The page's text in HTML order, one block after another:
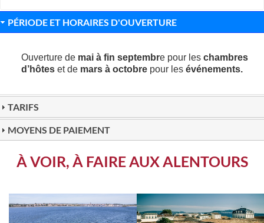
PÉRIODE ET HORAIRES D'OUVERTURE
Ouverture de mai à fin septembre pour leschambres
d’hôtes et de mars à octobre pour lesévénements.
TARIFS
MOYENS DE PAIEMENT
À VOIR, À FAIRE AUX ALENTOURS